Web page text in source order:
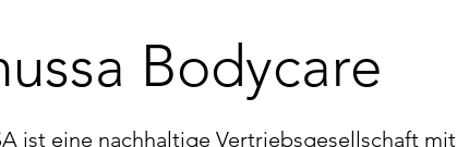
Bodycare
ist eine nachhaltige Vertriebsgesellschaft mit